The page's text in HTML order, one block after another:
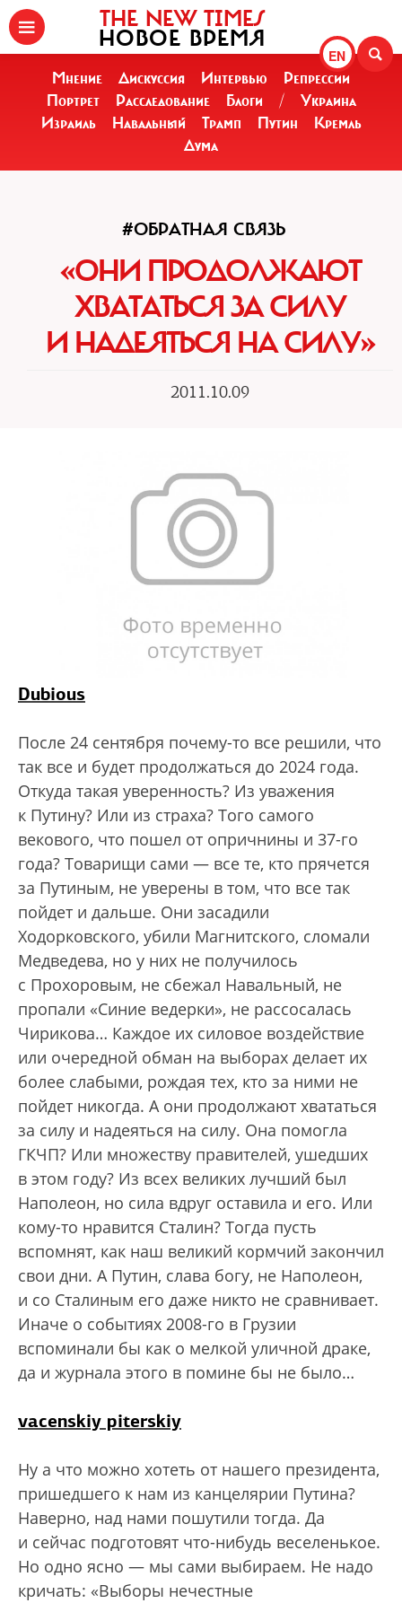
EN
THE NEW TIMES
НОВОЕ ВРЕМЯ
Мнение Дискуссия Интервью
Репрессии
Портрет
Расследование Блоги /
Украина
Израиль
Навальный Трамп Путин
Кремль
Дума
#ОБРАТНАЯ СВЯЗЬ
«ОНИ ПРОДОЛЖАЮТ
ХВАТАТЬСЯ ЗА СИЛУ
И НАДЕЯТЬСЯ НА СИЛУ»
2011.10.09
Dubious
После 24 сентября почему-то все решили, что
так все и будет продолжаться до 2024 года.
Откуда такая уверенность? Из уважения
к Путину? Или из страха? Того самого
векового, что пошел от опричнины и 37-го
года? Товарищи сами — все те, кто прячется
за Путиным, не уверены в том, что все так
пойдет и дальше. Они засадили
Ходорковского, убили Магнитского, сломали
Медведева, но у них не получилось
с Прохоровым, не сбежал Навальный, не
пропали «Синие ведерки», не рассосалась
Чирикова… Каждое их силовое воздействие
или очередной обман на выборах делает их
более слабыми, рождая тех, кто за ними не
пойдет никогда. А они продолжают хвататься
за силу и надеяться на силу. Она помогла
ГКЧП? Или множеству правителей, ушедших
в этом году? Из всех великих лучший был
Наполеон, но сила вдруг оставила и его. Или
кому-то нравится Сталин? Тогда пусть
вспомнят, как наш великий кормчий закончил
свои дни. А Путин, слава богу, не Наполеон,
и со Сталиным его даже никто не сравнивает.
Иначе о событиях 2008-го в Грузии
вспоминали бы как о мелкой уличной драке,
да и журнала этого в помине бы не было…
vacenskiy piterskiy
Ну а что можно хотеть от нашего президента,
пришедшего к нам из канцелярии Путина?
Наверно, над нами пошутили тогда. Да
и сейчас подготовят что-нибудь веселенькое.
Но одно ясно — мы сами выбираем. Не надо
кричать: «Выборы нечестные